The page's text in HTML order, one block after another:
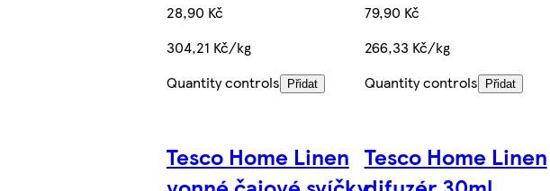
28,90 Kč
304,21 Kč/kg
Quantity controls
Přidat
79,90 Kč
266,33 Kč/kg
Quantity controls
Přidat
Tesco Home Linen Tesco Home Linen